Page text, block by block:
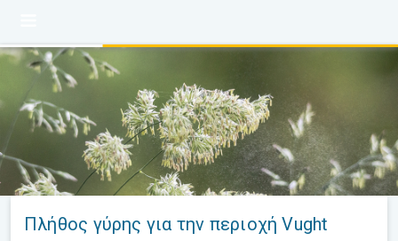
Πλήθος γύρης για την περιοχή Vught